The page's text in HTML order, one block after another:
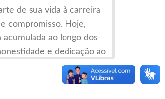
de sua vida à carreira
compromisso. Hoje,
ao longo dos
e dedicação ao
Antonio conhece as